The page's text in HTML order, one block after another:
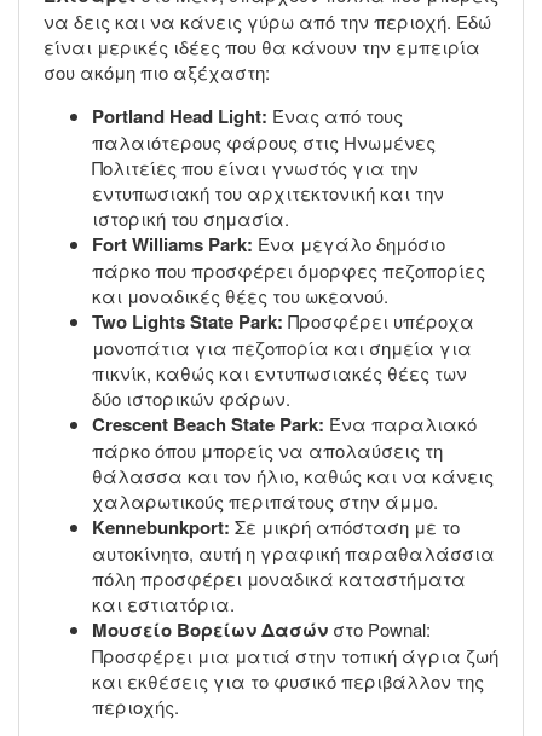
να δεις και να κάνεις γύρω από την περιοχή. Εδώ
είναι μερικές ιδέες που θα κάνουν την εμπειρία
σου ακόμη πιο αξέχαστη:
Portland Head Light: Ένας από τους
παλαιότερους φάρους στις Ηνωμένες
Πολιτείες που είναι γνωστός για την
εντυπωσιακή του αρχιτεκτονική και την
ιστορική του σημασία.
Fort Williams Park: Ένα μεγάλο δημόσιο
πάρκο που προσφέρει όμορφες πεζοπορίες
και μοναδικές θέες του ωκεανού.
Two Lights State Park: Προσφέρει υπέροχα
μονοπάτια για πεζοπορία και σημεία για
πικνίκ, καθώς και εντυπωσιακές θέες των
δύο ιστορικών φάρων.
Crescent Beach State Park: Ένα παραλιακό
πάρκο όπου μπορείς να απολαύσεις τη
θάλασσα και τον ήλιο, καθώς και να κάνεις
χαλαρωτικούς περιπάτους στην άμμο.
Kennebunkport: Σε μικρή απόσταση με το
αυτοκίνητο, αυτή η γραφική παραθαλάσσια
πόλη προσφέρει μοναδικά καταστήματα
και εστιατόρια.
Μουσείο Βορείων Δασών στο Pownal:
Προσφέρει μια ματιά στην τοπική άγρια ζωή
και εκθέσεις για το φυσικό περιβάλλον της
περιοχής.